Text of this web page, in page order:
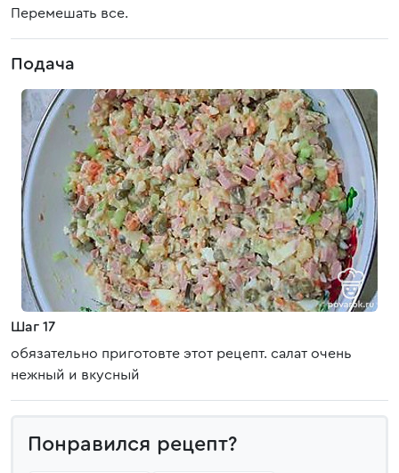
Перемешать все.
Подача
Шаг 17
обязательно приготовте этот рецепт. салат очень
нежный и вкусный
Понравился рецепт?